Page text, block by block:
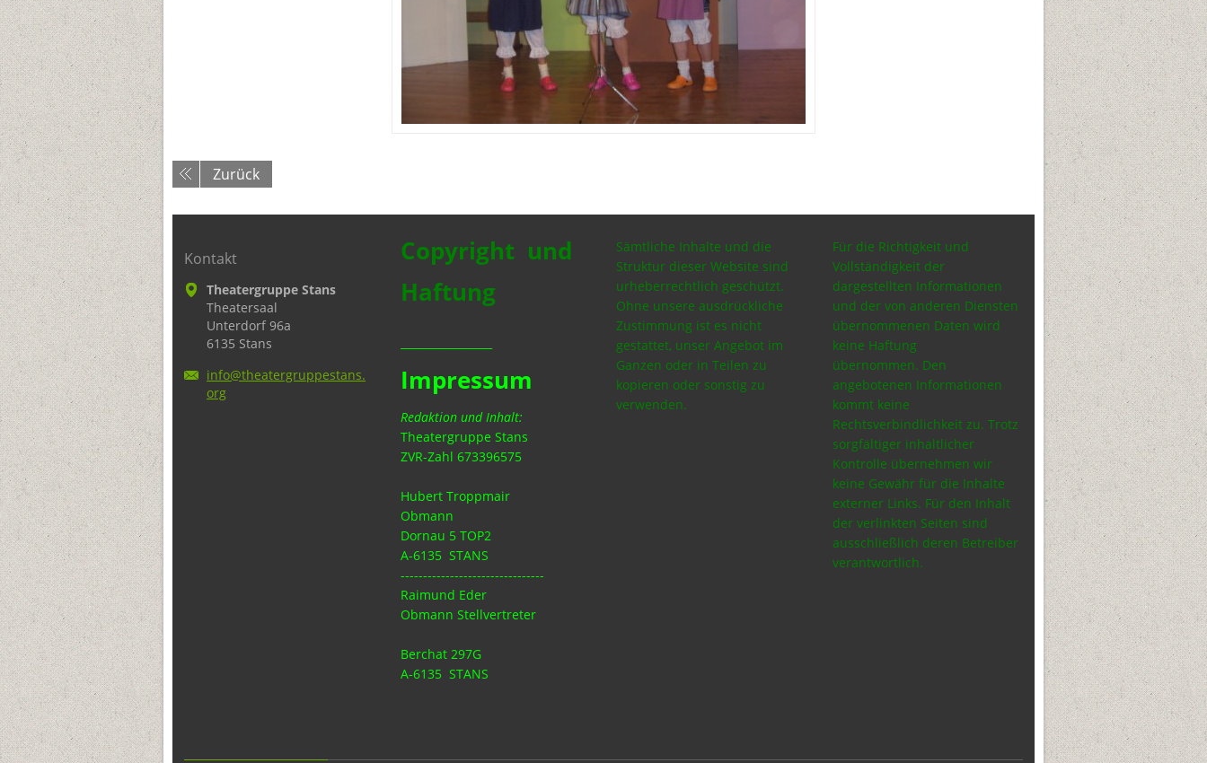
Zurück
Kontakt
Theatergruppe Stans
Theatersaal
Unterdorf 96a
6135 Stans
info@theatergruppestans.
org
Copyright und
Haftung
Impressum
Redaktion und Inhalt:
Theatergruppe Stans
ZVR-Zahl 673396575
Hubert Troppmair
Obmann
Dornau 5 TOP2
A-6135 STANS
--------------------------------
Raimund Eder
Obmann Stellvertreter
Berchat 297G
A-6135 STANS
Sämtliche Inhalte und die
Struktur dieser Website sind
urheberrechtlich geschützt.
Ohne unsere ausdrückliche
Zustimmung ist es nicht
gestattet, unser Angebot im
Ganzen oder in Teilen zu
kopieren oder sonstig zu
verwenden.
Für die Richtigkeit und
Vollständigkeit der
dargestellten Informationen
und der von anderen Diensten
übernommenen Daten wird
keine Haftung
übernommen. Den
angebotenen Informationen
kommt keine
Rechtsverbindlichkeit zu. Trotz
sorgfältiger inhaltlicher
Kontrolle übernehmen wir
keine Gewähr für die Inhalte
externer Links. Für den Inhalt
der verlinkten Seiten sind
ausschließlich deren Betreiber
verantwortlich.